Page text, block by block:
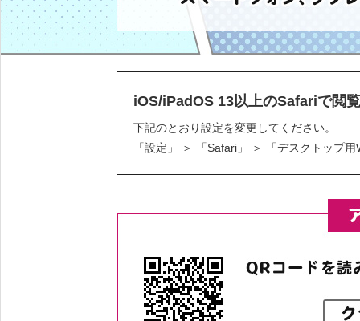
iOS/iPadOS 13以上のSafariで閲
下記のとおり設定を変更してください。
「設定」 ＞ 「Safari」 ＞ 「デスクトップ